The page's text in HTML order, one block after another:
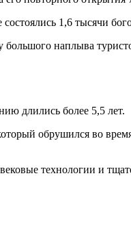
1,6 тысячи
наплыва
длились более 5,5 лет.
обрушился во
технологии и